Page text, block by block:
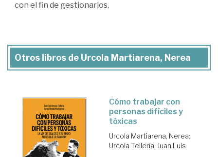
con el fin de gestionarlos.
Otros libros de Urcola Martiarena, Nerea
Cómo trabajar con
personas difíciles y
tóxicas
Urcola Martiarena, Nerea;
Urcola Tellería, Juan Luis